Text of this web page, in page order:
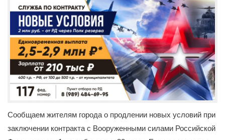
Сообщаем жителям города о продлении новых условий при
заключении контракта с Вооруженными силами Российской